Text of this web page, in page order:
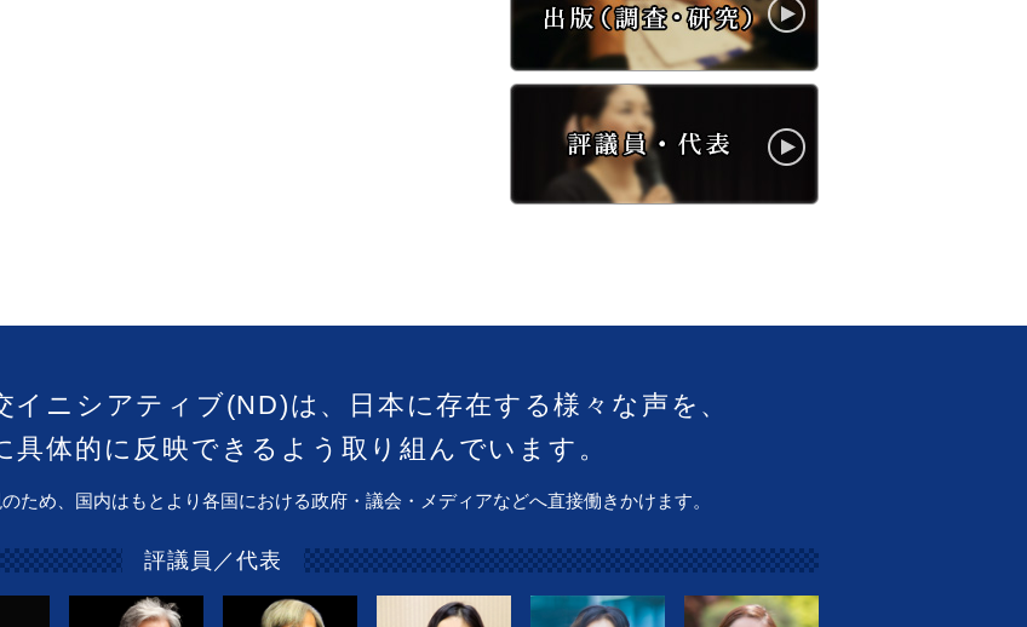
イニシアティブ(ND)は、日本に存在する様々な声を、
具体的に反映できるよう取り組んでいます。
ため、国内はもとより各国における政府・議会・メディアなどへ直接働きかけます。
評議員／代表